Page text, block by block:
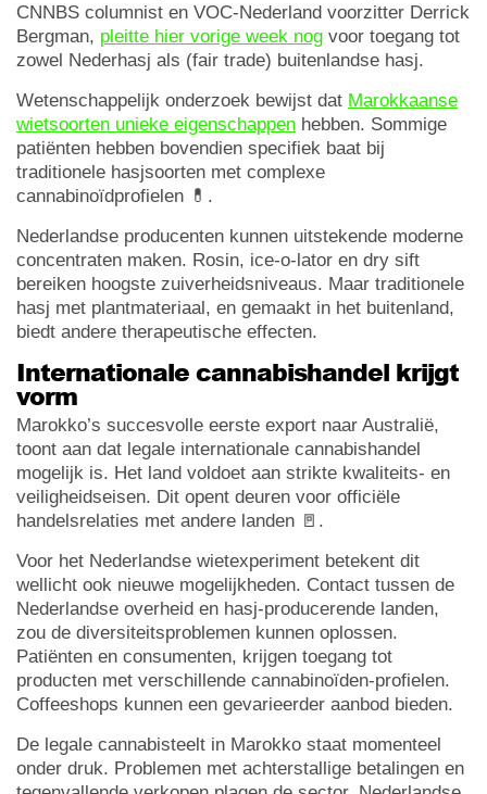
CNNBS columnist en VOC-Nederland voorzitter Derrick
Bergman, pleitte hier vorige week nog voor toegang tot
zowel Nederhasj als (fair trade) buitenlandse hasj.
Wetenschappelijk onderzoek bewijst dat Marokkaanse
wietsoorten unieke eigenschappen hebben. Sommige
patiënten hebben bovendien specifiek baat bij
traditionele hasjsoorten met complexe
cannabinoïdprofielen 💊.
Nederlandse producenten kunnen uitstekende moderne
concentraten maken. Rosin, ice-o-lator en dry sift
bereiken hoogste zuiverheidsniveaus. Maar traditionele
hasj met plantmateriaal, en gemaakt in het buitenland,
biedt andere therapeutische effecten.
Internationale cannabishandel krijgt
vorm
Marokko’s succesvolle eerste export naar Australië,
toont aan dat legale internationale cannabishandel
mogelijk is. Het land voldoet aan strikte kwaliteits- en
veiligheidseisen. Dit opent deuren voor officiële
handelsrelaties met andere landen 🚪.
Voor het Nederlandse wietexperiment betekent dit
wellicht ook nieuwe mogelijkheden. Contact tussen de
Nederlandse overheid en hasj-producerende landen,
zou de diversiteitsproblemen kunnen oplossen.
Patiënten en consumenten, krijgen toegang tot
producten met verschillende cannabinoïden-profielen.
Coffeeshops kunnen een gevarieerder aanbod bieden.
De legale cannabisteelt in Marokko staat momenteel
onder druk. Problemen met achterstallige betalingen en